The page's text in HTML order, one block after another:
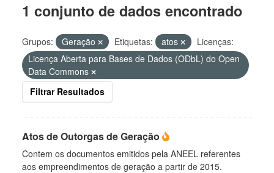
1 conjunto de dados encontrado
Grupos: Geração Etiquetas: atos
Licenças:
Licença Aberta para Bases de Dados (ODbL) do Open
Data Commons
Filtrar Resultados
Atos de Outorgas de Geração
Contem os documentos emitidos pela ANEEL referentes
aos empreendimentos de geração a partir de 2015.